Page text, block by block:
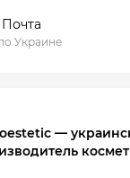
Украине
—